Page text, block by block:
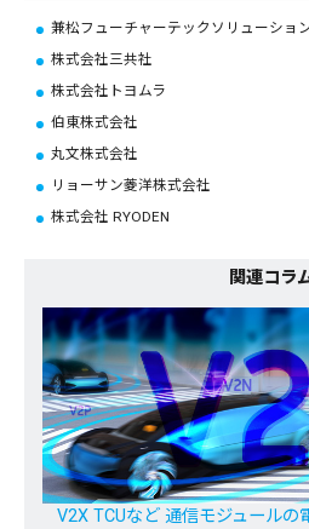
兼松フューチャーテックソリューショ
株式会社三共社
株式会社トヨムラ
伯東株式会社
丸文株式会社
リョーサン菱洋株式会社
株式会社 RYODEN
関連コラ
V2X TCUなど 通信モジュールの